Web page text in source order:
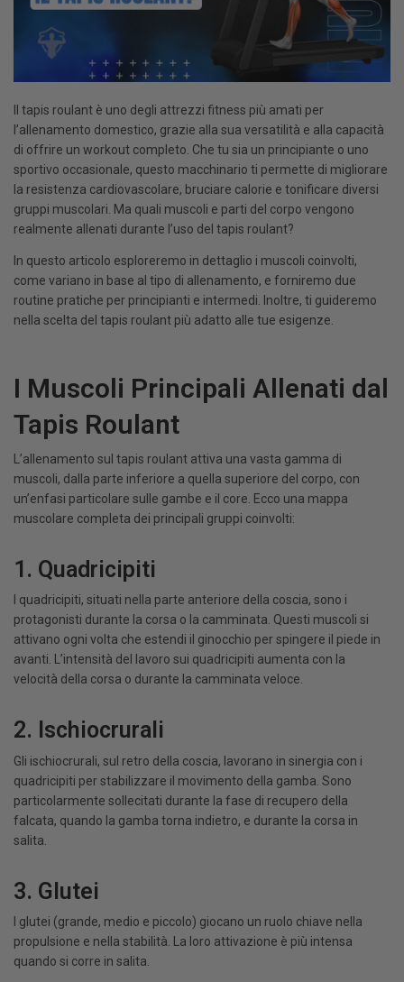
Il tapis roulant è uno degli attrezzi fitness più amati per
l’allenamento domestico, grazie alla sua versatilità e alla capacità
di offrire un workout completo. Che tu sia un principiante o uno
sportivo occasionale, questo macchinario ti permette di migliorare
la resistenza cardiovascolare, bruciare calorie e tonificare diversi
gruppi muscolari. Ma quali muscoli e parti del corpo vengono
realmente allenati durante l’uso del tapis roulant?
In questo articolo esploreremo in dettaglio i muscoli coinvolti,
come variano in base al tipo di allenamento, e forniremo due
routine pratiche per principianti e intermedi. Inoltre, ti guideremo
nella scelta del tapis roulant più adatto alle tue esigenze.
I Muscoli Principali Allenati dal
Tapis Roulant
L’allenamento sul tapis roulant attiva una vasta gamma di
muscoli, dalla parte inferiore a quella superiore del corpo, con
un’enfasi particolare sulle gambe e il core. Ecco una mappa
muscolare completa dei principali gruppi coinvolti:
1. Quadricipiti
I quadricipiti, situati nella parte anteriore della coscia, sono i
protagonisti durante la corsa o la camminata. Questi muscoli si
attivano ogni volta che estendi il ginocchio per spingere il piede in
avanti. L’intensità del lavoro sui quadricipiti aumenta con la
velocità della corsa o durante la camminata veloce.
2. Ischiocrurali
Gli ischiocrurali, sul retro della coscia, lavorano in sinergia con i
quadricipiti per stabilizzare il movimento della gamba. Sono
particolarmente sollecitati durante la fase di recupero della
falcata, quando la gamba torna indietro, e durante la corsa in
salita.
3. Glutei
I glutei (grande, medio e piccolo) giocano un ruolo chiave nella
propulsione e nella stabilità. La loro attivazione è più intensa
quando si corre in salita.